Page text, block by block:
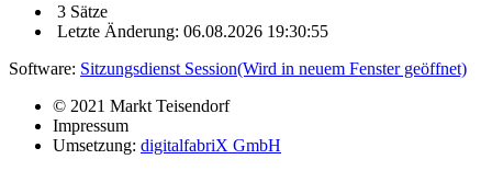
3 Sätze
Letzte Änderung: 06.08.2026 19:30:55
Software: Sitzungsdienst Session(Wird in neuem Fenster geöffnet)
© 2021 Markt Teisendorf
Impressum
Umsetzung: digitalfabriX GmbH